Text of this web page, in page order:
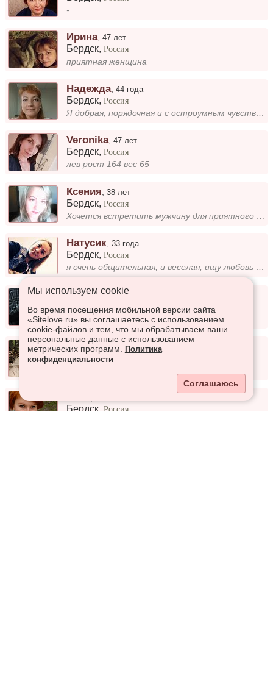
-
Ирина,47 лет
Бердск,Россия
приятная женщина
Надежда,44 года
Бердск,Россия
Я добрая, порядочная и с остроумным чувством юмора. В поисках взаимной души, которая разделяет стремление к стабильным,...
Veronika,47 лет
Бердск,Россия
лев рост 164 вес 65
Ксения ,38 лет
Бердск,Россия
Хочется встретить мужчину для приятного общения. Пока.
Натусик ,33 года
Бердск,Россия
я очень общительная, и веселая, ищу любовь всей своей жизни
Зоя,23 года
Бердск,Россия
Хочется общения а дальше как получится)
Марина,40 лет
Бердск,Россия
Бердск ,Россия
Мы используем сookie
Во время посещения мобильной версии сайта
«Sitelove.ru» вы соглашаетесь с использованием
cookie-файлов и тем, что мы обрабатываем ваши
персональные данные с использованием
метрических программ.
Политика
конфиденциальности
Соглашаюсь